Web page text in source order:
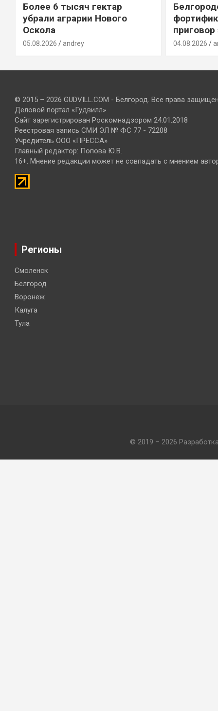
Более 6 тысяч гектар
убрали аграрии Нового
Оскола
05.08.2026 andrey 04.08.2026
© 2015 – 2026 GUDVILL.COM - Белгород. Все права
Деловой портал «Гудвилл»
Сайт зарегистрирован Роскомнадзором 24.01.2018
Реестровая запись СМИ ЭЛ № ФС 77 - 72208
Учредитель ООО «ПРЕССА»
Главный редактор: Попова Ю.В.
16+. Мнение редакции может не совпадать с мнением
Регионы
Смоленск
Белгород
Воронеж
Калуга
Тула
© 2019 – 2026